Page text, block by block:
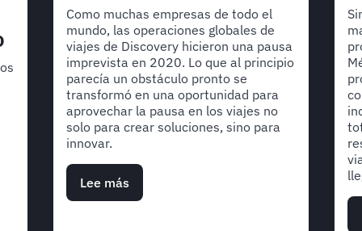
Como muchas empresas de todo el
mundo, las operaciones globales de
viajes de Discovery hicieron una pausa
imprevista en 2020. Lo que al principio
parecía un obstáculo pronto se
transformó en una oportunidad para
aprovechar la pausa en los viajes no
solo para crear soluciones, sino para
innovar.
Lee más
Caso